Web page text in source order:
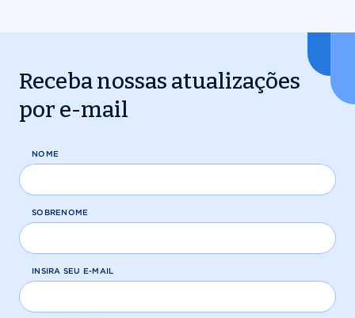
Receba nossas atualizações
por e-mail